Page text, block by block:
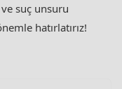
suç unsuru
hatırlatırız!